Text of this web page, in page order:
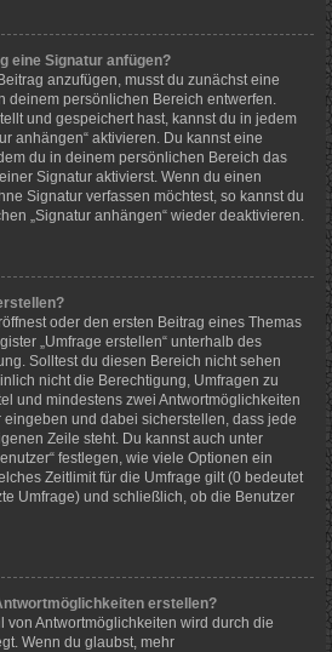
eine Signatur anfügen?
anzufügen, musst du zunächst eine
deinem persönlichen Bereich entwerfen.
und gespeichert hast, kannst du in jedem
anhängen“ aktivieren. Du kannst eine
du in deinem persönlichen Bereich das
Signatur aktivierst. Wenn du einen
Signatur verfassen möchtest, so kannst du
„Signatur anhängen“ wieder deaktivieren.
oder den ersten Beitrag eines Themas
„Umfrage erstellen“ unterhalb des
Solltest du diesen Bereich nicht sehen
nicht die Berechtigung, Umfragen zu
und mindestens zwei Antwortmöglichkeiten
und dabei sicherstellen, dass jede
Zeile steht. Du kannst auch unter
festlegen, wie viele Optionen ein
Zeitlimit für die Umfrage gilt (0 bedeutet
Umfrage) und schließlich, ob die Benutzer
erstellen?
von Antwortmöglichkeiten wird durch die
Wenn du glaubst, mehr